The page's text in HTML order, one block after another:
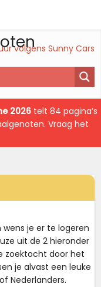
2026 telt 84 pagina’s
Vraag het
je er te logeren
uit de 2 hieronder
zoektocht door het
je alvast een leuke
Nederlanders.